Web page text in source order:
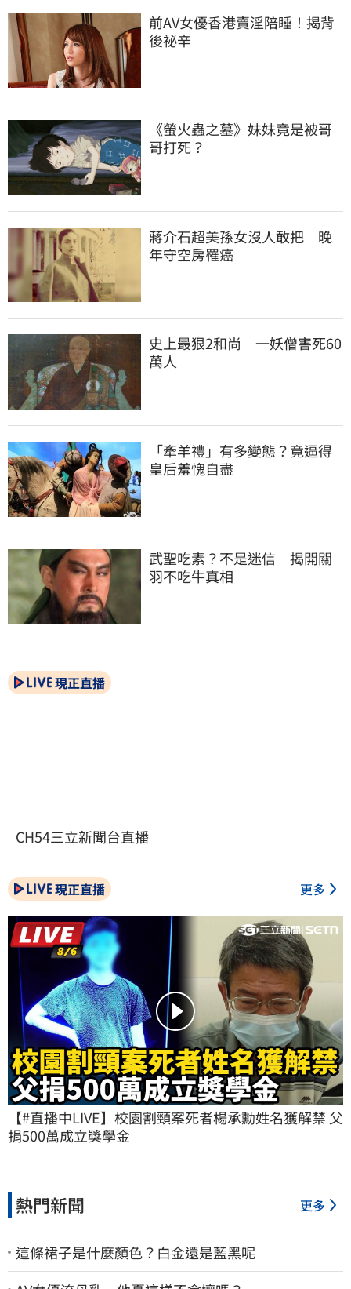
前AV女優香港賣淫陪睡！揭背
後祕辛
《螢火蟲之墓》妹妹竟是被哥
哥打死？
蔣介石超美孫女沒人敢把　晚
年守空房罹癌
史上最狠2和尚　一妖僧害死60
萬人
「牽羊禮」有多變態？竟逼得
皇后羞愧自盡
武聖吃素？不是迷信　揭開關
羽不吃牛真相
現正直播
CH54三立新聞台直播
現正直播 更多
【#直播中LIVE】校園割頸案死者楊承勳姓名獲解禁 父
捐500萬成立獎學金
熱門新聞 更多
這條裙子是什麼顏色？白金還是藍黑呢